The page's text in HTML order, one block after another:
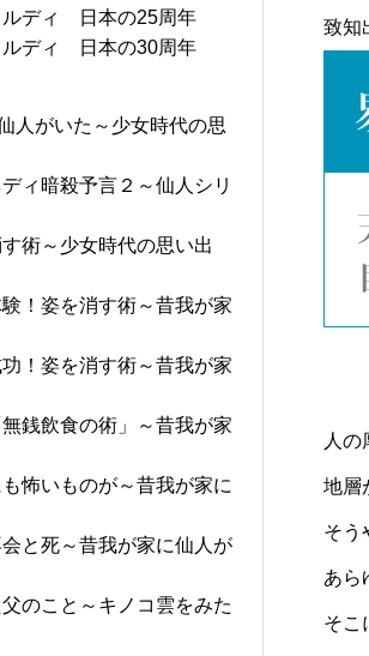
致知
人の
地層
そう
あら
そこ
ルディ 日本の25周年
ルディ 日本の30周年
人がいた～少女時代の思
ィ暗殺予言２～仙人シリ
術～少女時代の思い出
験！姿を消す術～昔我が家
功！姿を消す術～昔我が家
銭飲食の術」～昔我が家
怖いものが～昔我が家に
会と死～昔我が家に仙人が
のこと～キノコ雲をみた